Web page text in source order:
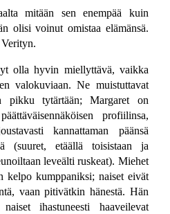
mitään sen enempää kuin
olisi voinut omistaa elämänsä.
olla hyvin miellyttävä, vaikka
valokuviaan. Ne muistuttavat
pikku tytärtään; Margaret on
profiilinsa,
kannattaman päänsä
(suuret, etäällä toisistaan ja
leveälti ruskeat). Miehet
kelpo kumppaniksi; naiset eivät
vaan pitivätkin hänestä. Hän
ihastuneesti haaveilevat